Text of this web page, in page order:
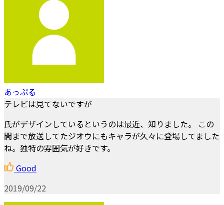
あっぷる
テレビは見てないですが
氏がデザインしているというのは最近、知りました。 この
間まで放送してたジオウにもキャラが久々に登場してました
ね。独特の雰囲気が好きです。
Good
2019/09/22